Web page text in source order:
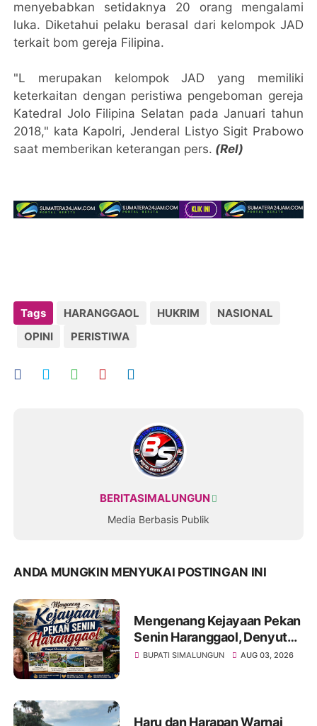
menyebabkan setidaknya 20 orang mengalami
luka. Diketahui pelaku berasal dari kelompok JAD
terkait bom gereja Filipina.
"L merupakan kelompok JAD yang memiliki
keterkaitan dengan peristiwa pengeboman gereja
Katedral Jolo Filipina Selatan pada Januari tahun
2018," kata Kapolri, Jenderal Listyo Sigit Prabowo
saat memberikan keterangan pers. (Rel)
Tags HARANGGAOL HUKRIM
NASIONAL
OPINI
PERISTIWA
BERITASIMALUNGUN
Media Berbasis Publik
ANDA MUNGKIN MENYUKAI POSTINGAN INI
Mengenang Kejayaan Pekan
Senin Haranggaol, Denyut
Ekonomi di Tepi Danau Toba
BUPATI SIMALUNGUN AUG 03, 2026
Haru dan Harapan Warnai